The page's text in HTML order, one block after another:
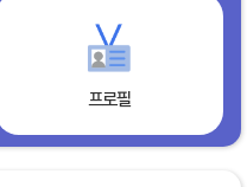
프로필